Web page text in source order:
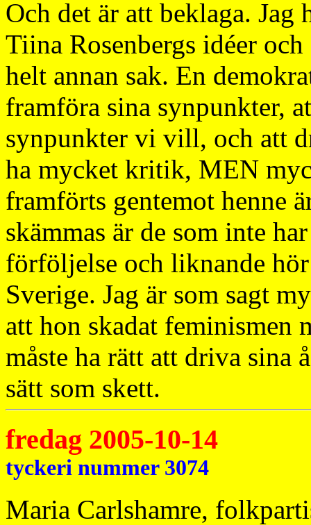
Och det är att beklaga.
Tiina Rosenbergs idéer
helt annan sak. En
framföra sina synpunkter,
synpunkter vi vill, och att
ha mycket kritik, MEN
framförts gentemot henne
skämmas är de som inte
förföljelse och liknande
Sverige. Jag är som sagt
att hon skadat feminismen
måste ha rätt att driva sina
sätt som skett.
fredag 2005-10-14
tyckeri nummer 3074
Maria Carlshamre,